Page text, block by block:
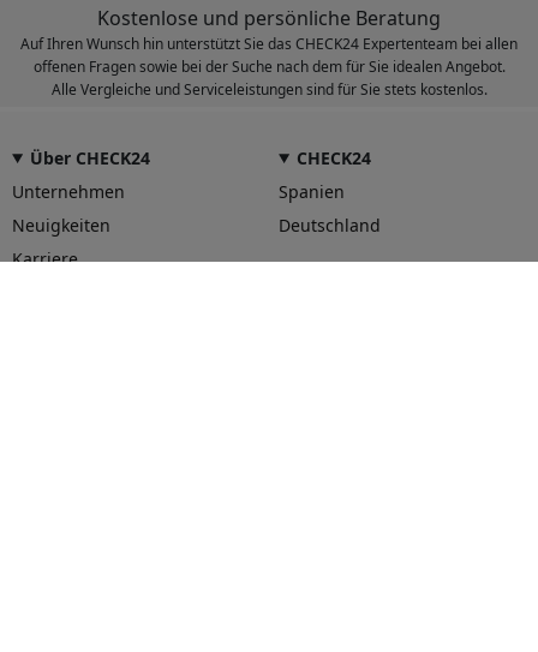
Kostenlose und persönliche Beratung
Auf Ihren Wunsch hin unterstützt Sie das CHECK24 Expertenteam bei allen
offenen Fragen sowie bei der Suche nach dem für Sie idealen Angebot.
Alle Vergleiche und Serviceleistungen sind für Sie stets kostenlos.
Über CHECK24
Unternehmen
Neuigkeiten
Karriere
CHECK24
Spanien
Deutschland